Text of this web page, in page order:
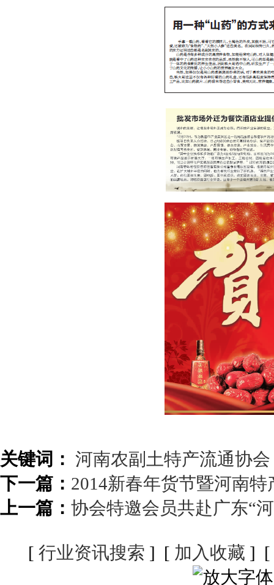
关键词： 河南农副土特产流通协会
下一篇： 2014新春年货节暨河南
上一篇： 协会特邀会员共赴广东“
[ 行业资讯搜索 ] [ 加入收藏 ] [